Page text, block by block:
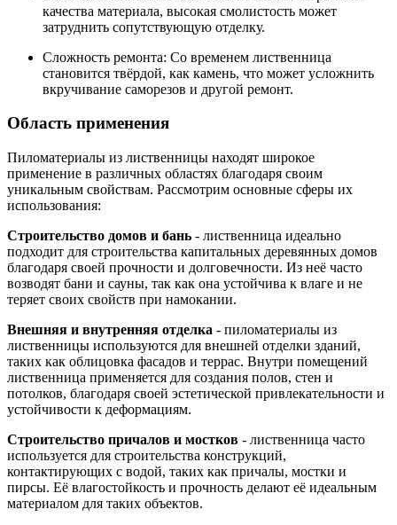
качества материала, высокая смолистость может
затруднить сопутствующую отделку.
Сложность ремонта: Со временем лиственница
становится твёрдой, как камень, что может усложнить
вкручивание саморезов и другой ремонт.
Область применения
Пиломатериалы из лиственницы находят широкое
применение в различных областях благодаря своим
уникальным свойствам. Рассмотрим основные сферы их
использования:
Строительство домов и бань - лиственница идеально
подходит для строительства капитальных деревянных домов
благодаря своей прочности и долговечности. Из неё часто
возводят бани и сауны, так как она устойчива к влаге и не
теряет своих свойств при намокании.
Внешняя и внутренняя отделка - пиломатериалы из
лиственницы используются для внешней отделки зданий,
таких как облицовка фасадов и террас. Внутри помещений
лиственница применяется для создания полов, стен и
потолков, благодаря своей эстетической привлекательности и
устойчивости к деформациям.
Строительство причалов и мостков - лиственница часто
используется для строительства конструкций,
контактирующих с водой, таких как причалы, мостки и
пирсы. Её влагостойкость и прочность делают её идеальным
материалом для таких объектов.